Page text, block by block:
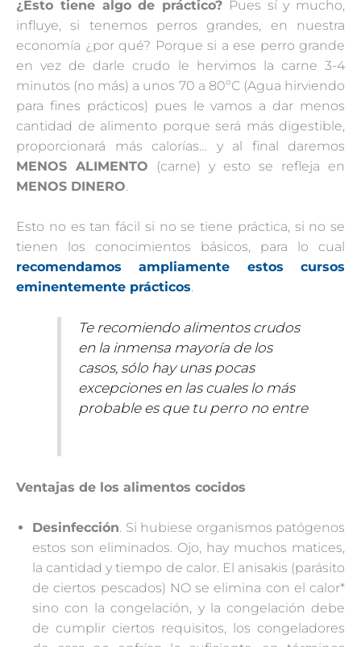
¿Esto tiene algo de práctico? Pues sí y mucho,
influye, si tenemos perros grandes, en nuestra
economía ¿por qué? Porque si a ese perro grande
en vez de darle crudo le hervimos la carne 3-4
minutos (no más) a unos 70 a 80ºC (Agua hirviendo
para fines prácticos) pues le vamos a dar menos
cantidad de alimento porque será más digestible,
proporcionará más calorías… y al final daremos
MENOS ALIMENTO (carne) y esto se refleja en
MENOS DINERO.
Esto no es tan fácil si no se tiene práctica, si no se
tienen los conocimientos básicos, para lo cual
recomendamos ampliamente estos cursos
eminentemente prácticos.
Te recomiendo alimentos crudos
en la inmensa mayoría de los
casos, sólo hay unas pocas
excepciones en las cuales lo más
probable es que tu perro no entre
Ventajas de los alimentos cocidos
Desinfección . Si hubiese organismos patógenos
estos son eliminados. Ojo, hay muchos matices,
la cantidad y tiempo de calor. El anisakis (parásito
de ciertos pescados) NO se elimina con el calor*
sino con la congelación, y la congelación debe
de cumplir ciertos requisitos, los congeladores